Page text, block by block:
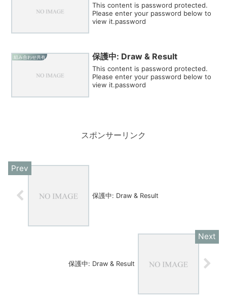
This content is password protected.
Please enter your password below to
view it.password
組み合わせ共有 保護中: Draw & Result
This content is password protected.
Please enter your password below to
view it.password
スポンサーリンク
保護中: Draw & Result
保護中: Draw & Result